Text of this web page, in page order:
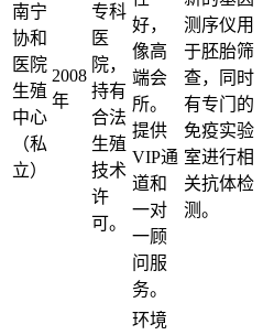
南宁
协和
医院
生殖
中心
（私
立）
2008
年
专科
医
院，
持有
合法
生殖
技术
许
可。
好，
像高
端会
所。
提供
VIP通
道和
一对
一顾
问服
务。
测序仪用
于胚胎筛
查，同时
有专门的
免疫实验
室进行相
关抗体检
测。
环境